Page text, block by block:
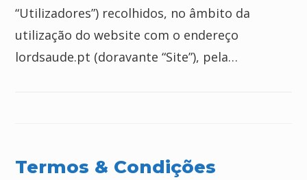
“Utilizadores”) recolhidos, no âmbito da
utilização do website com o endereço
lordsaude.pt (doravante “Site”), pela…
Termos & Condições